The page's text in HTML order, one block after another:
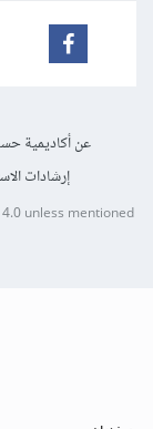
عن أكاديمية
إرشادات
4.0unless mentioned